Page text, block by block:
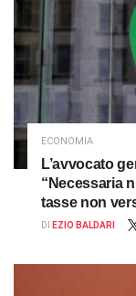
ECONOMIA
L’avvocato
“Necessaria
tasse non
DI EZIO BALDARI